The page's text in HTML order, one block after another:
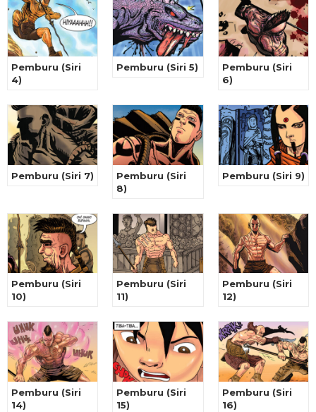
Pemburu (Siri
4)
Pemburu (Siri 5)
Pemburu (Siri
6)
Pemburu (Siri 7)
Pemburu (Siri
8)
Pemburu (Siri 9)
Pemburu (Siri
10)
Pemburu (Siri
11)
Pemburu (Siri
12)
Pemburu (Siri
14)
Pemburu (Siri
15)
Pemburu (Siri
16)